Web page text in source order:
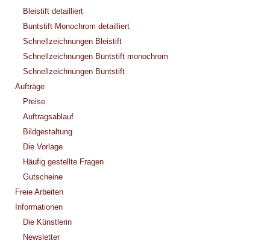
Bleistift detailliert
Buntstift Monochrom detailliert
Schnellzeichnungen Bleistift
Schnellzeichnungen Buntstift monochrom
Schnellzeichnungen Buntstift
Aufträge
Preise
Auftragsablauf
Bildgestaltung
Die Vorlage
Häufig gestellte Fragen
Gutscheine
Freie Arbeiten
Informationen
Die Künstlerin
Newsletter